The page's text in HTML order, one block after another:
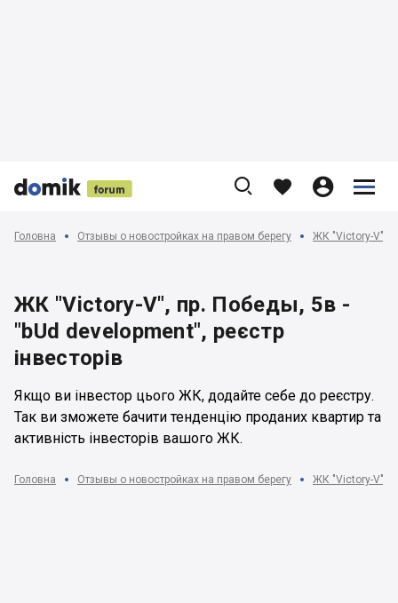


 
    


Головна Отзывы о новостройках на правом берегу ЖК "Victory-V",
ЖК "Victory-V", пр. Победы, 5в -
"bUd development", реєстр
інвесторів
Якщо ви інвестор цього ЖК, додайте себе до реєстру.
Так ви зможете бачити тенденцію проданих квартир та
активність інвесторів вашого ЖК.
Головна Отзывы о новостройках на правом берегу ЖК "Victory-V",